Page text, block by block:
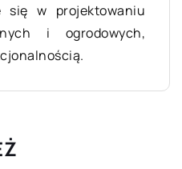
się w projektowaniu
i ogrodowych,